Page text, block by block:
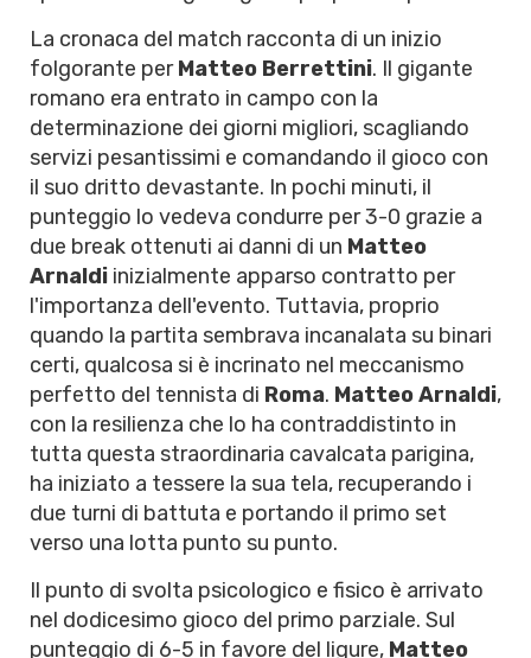
La cronaca del match racconta di un inizio
folgorante perMatteo Berrettini. Il gigante
romano era entrato in campo con la
determinazione dei giorni migliori, scagliando
servizi pesantissimi e comandando il gioco con
il suo dritto devastante. In pochi minuti, il
punteggio lo vedeva condurre per 3-0 grazie a
due break ottenuti ai danni di un Matteo
Arnaldi inizialmente apparso contratto per
l'importanza dell'evento. Tuttavia, proprio
quando la partita sembrava incanalata su binari
certi, qualcosa si è incrinato nel meccanismo
perfetto del tennista di Roma. Matteo Arnaldi,
con la resilienza che lo ha contraddistinto in
tutta questa straordinaria cavalcata parigina,
ha iniziato a tessere la sua tela, recuperando i
due turni di battuta e portando il primo set
verso una lotta punto su punto.
Il punto di svolta psicologico e fisico è arrivato
nel dodicesimo gioco del primo parziale. Sul
punteggio di 6-5 in favore del ligure, Matteo